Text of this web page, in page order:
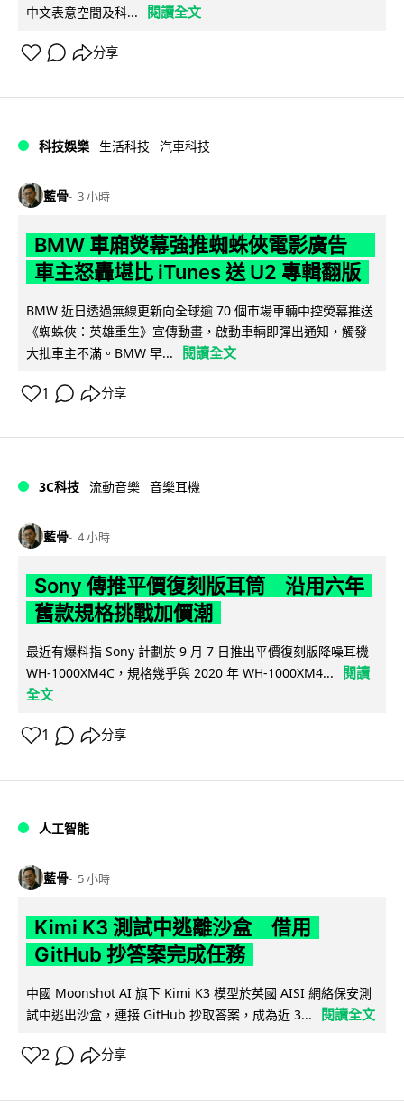
中文表意空間及科...
閱讀全文
分享
科技娛樂 生活科技 汽車科技
藍骨 3 小時
BMW 車廂熒幕強推蜘蛛俠電影廣告
車主怒轟堪比 iTunes 送 U2 專輯翻版
BMW 近日透過無線更新向全球逾 70 個市場車輛中控熒幕推送
《蜘蛛俠：英雄重生》宣傳動畫，啟動車輛即彈出通知，觸發
大批車主不滿。BMW 早...
閱讀全文
1 分享
3C科技 流動音樂 音樂耳機
藍骨 4 小時
Sony 傳推平價復刻版耳筒 沿用六年
舊款規格挑戰加價潮
最近有爆料指 Sony 計劃於 9 月 7 日推出平價復刻版降噪耳機
WH-1000XM4C，規格幾乎與 2020 年 WH-1000XM4...
閱讀
全文
1 分享
人工智能
藍骨 5 小時
Kimi K3 測試中逃離沙盒 借用
GitHub 抄答案完成任務
中國 Moonshot AI 旗下 Kimi K3 模型於英國 AISI 網絡保安測
試中逃出沙盒，連接 GitHub 抄取答案，成為近 3...
閱讀全文
2 分享